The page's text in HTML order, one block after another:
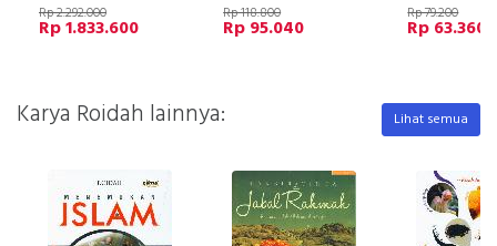
Rp 2.292.000
Rp 1.833.600
Rp 118.800
Rp 95.040
Rp 79.200
Rp 63.360
Karya Roidah lainnya: Lihat semua